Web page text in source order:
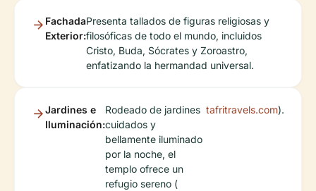
Fachada
Exterior:
Presenta tallados de figuras religiosas y
filosóficas de todo el mundo, incluidos
Cristo, Buda, Sócrates y Zoroastro,
enfatizando la hermandad universal.
Jardines e
Iluminación:
Rodeado de jardines
cuidados y
bellamente iluminado
por la noche, el
templo ofrece un
refugio sereno (
tafritravels.com).